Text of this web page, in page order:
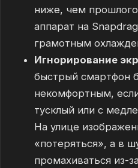
ниже, чем
аппарат на
грамотным
Игнорирование
быстрый смартфон
некомфортным,
тусклый или с
На улице
«потеряться», а в
промахиваться из-